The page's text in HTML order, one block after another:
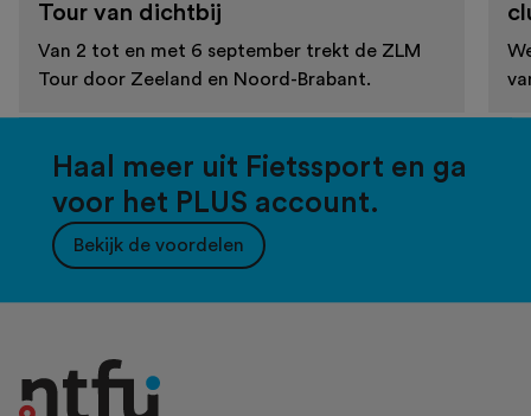
Tour van dichtbij
Van 2 tot en met 6 september trekt de ZLM
Tour door Zeeland en Noord-Brabant.
Haal meer uit Fietssport en ga
voor het PLUS account.
Bekijk de voordelen